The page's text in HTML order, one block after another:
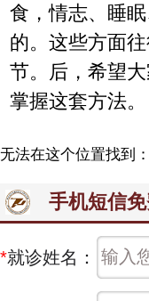
食，情志、睡
的。这些方面
节。后，希望
掌握这套方法。
无法在这个位置找到
手机短信
*就诊姓名：